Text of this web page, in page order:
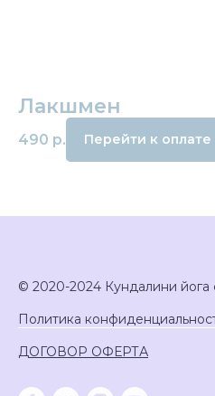
Лакшмен
490 р. Перейти к оплате
© 2020-2024 Кундалини
Политика
ДОГОВОР ОФЕРТА